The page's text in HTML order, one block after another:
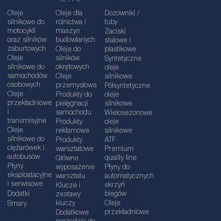
Oleje
silnikowe do
motocykli
oraz silników
zaburtowych
Oleje
silnikowe do
samochodów
osobowych
Oleje
przekładniowe
i
transmisyjne
Oleje
silnikowe do
ciężarówek i
autobusów
Płyny
eksploatacyjne
i serwisowe
Dodatki
Smary
Oleje dla
rolnictwa i
maszyn
budowlanych
Oleje do
silników
okrętowych
Oleje
przemysłowe
Produkty do
pielęgnacji
samochodu
Produkty
reklamowe
Produkty
warsztatowe
Główne
wyposażenie
warsztatu
Klucze i
zestawy
kluczy
Dodatkowe
Dozowniki /
tuby
Zaciski
stalowe i
plastikowe
Syntetyczne
oleje
silnikowe
Półsyntetyczne
oleje
silnikowe
Wielosezonowe
oleje
silnikowe
ATF
Premium
quality line
Płyny do
automatycznych
skrzyń
biegów
Oleje
przekładniowe